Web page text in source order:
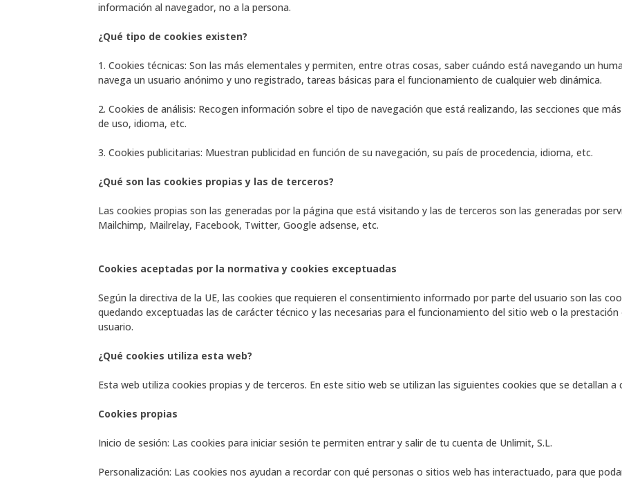
información al navegador, no a la persona.
¿Qué tipo de cookies existen?
1. Cookies técnicas: Son las más elementales y permiten, entre otras cosas, saber cuándo está navegando un
navega un usuario anónimo y uno registrado, tareas básicas para el funcionamiento de cualquier web dinámica.
2. Cookies de análisis: Recogen información sobre el tipo de navegación que está realizando, las secciones que
de uso, idioma, etc.
3. Cookies publicitarias: Muestran publicidad en función de su navegación, su país de procedencia, idioma, etc.
¿Qué son las cookies propias y las de terceros?
Las cookies propias son las generadas por la página que está visitando y las de terceros son las generadas por
Mailchimp, Mailrelay, Facebook, Twitter, Google adsense, etc.
Cookies aceptadas por la normativa y cookies exceptuadas
Según la directiva de la UE, las cookies que requieren el consentimiento informado por parte del usuario son las
quedando exceptuadas las de carácter técnico y las necesarias para el funcionamiento del sitio web o la
usuario.
¿Qué cookies utiliza esta web?
Esta web utiliza cookies propias y de terceros. En este sitio web se utilizan las siguientes cookies que se detallan a
Cookies propias
Inicio de sesión: Las cookies para iniciar sesión te permiten entrar y salir de tu cuenta de Unlimit, S.L.
Personalización: Las cookies nos ayudan a recordar con qué personas o sitios web has interactuado, para que